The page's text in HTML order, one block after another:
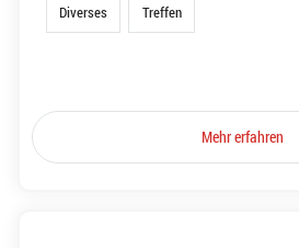
Diverses Treffen
Mehr erfahren